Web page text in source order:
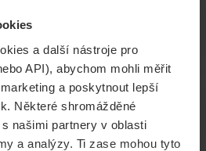
a další nástroje pro
API), abychom mohli měřit
a poskytnout lepší
Některé shromážděné
našimi partnery v oblasti
a analýzy. Ti zase mohou tyto
Energie